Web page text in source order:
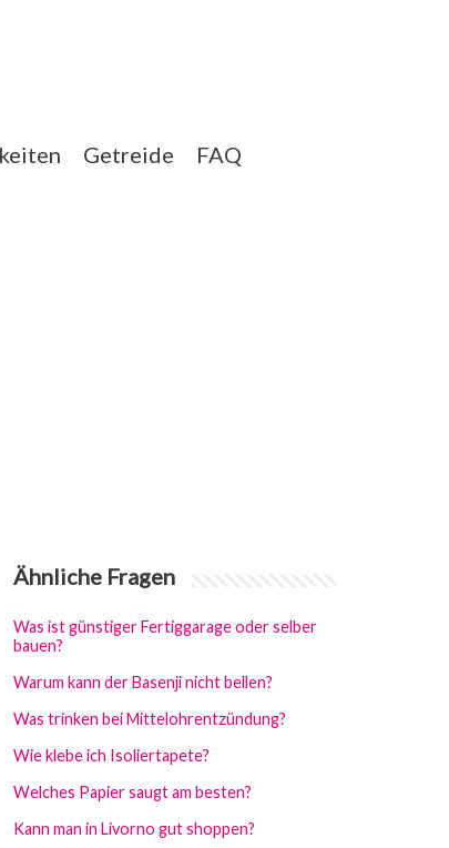
Getreide FAQ
Ähnliche Fragen
Was ist günstiger Fertiggarage oder selber
bauen?
Warum kann der Basenji nicht bellen?
Was trinken bei Mittelohrentzündung?
Wie klebe ich Isoliertapete?
Welches Papier saugt am besten?
Kann man in Livorno gut shoppen?